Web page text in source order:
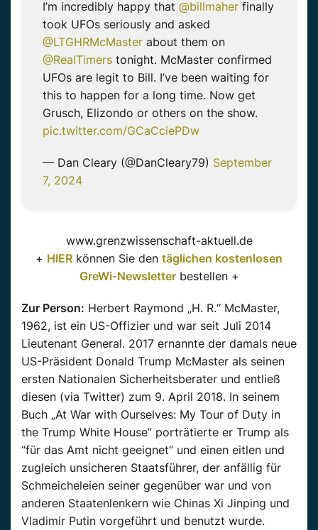
I’m incredibly happy that @billmaher finally
took UFOs seriously and asked
@LTGHRMcMaster about them on
@RealTimers tonight. McMaster confirmed
UFOs are legit to Bill. I’ve been waiting for
this to happen for a long time. Now get
Grusch, Elizondo or others on the show.
pic.twitter.com/GCaCciePDw
— Dan Cleary (@DanCleary79) September
7, 2024
www.grenzwissenschaft-aktuell.de
+ HIER können Sie den täglichen kostenlosen
GreWi-Newsletterbestellen +
Zur Person: Herbert Raymond „H. R.“ McMaster,
1962, ist ein US-Offizier und war seit Juli 2014
Lieutenant General. 2017 ernannte der damals neue
US-Präsident Donald Trump McMaster als seinen
ersten Nationalen Sicherheitsberater und entließ
diesen (via Twitter) zum 9. April 2018. In seinem
Buch „At War with Ourselves: My Tour of Duty in
the Trump White House” porträtierte er Trump als
“für das Amt nicht geeignet” und einen eitlen und
zugleich unsicheren Staatsführer, der anfällig für
Schmeicheleien seiner gegenüber war und von
anderen Staatenlenkern wie Chinas Xi Jinping und
Vladimir Putin vorgeführt und benutzt wurde.